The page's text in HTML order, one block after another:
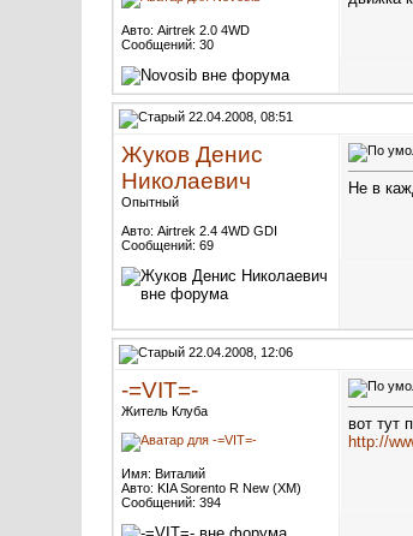
Авто: Airtrek 2.0 4WD
Сообщений: 30
22.04.2008, 08:51
Жуков Денис
Николаевич
Опытный
Авто: Airtrek 2.4 4WD GDI
Сообщений: 69
Не в
22.04.2008, 12:06
-=VIT=-
Житель Клуба
Имя: Виталий
Авто: KIA Sorento R New (XM)
Сообщений: 394
вот тут
http://